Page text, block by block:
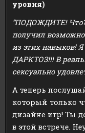
уровня)
“ПОДОЖДИТЕ! Что?
получил
из этих навыков!
ДАРКТОЗ!!! В
сексуально
А теперь
который только
дизайне игр! Ты
в этой встрече.